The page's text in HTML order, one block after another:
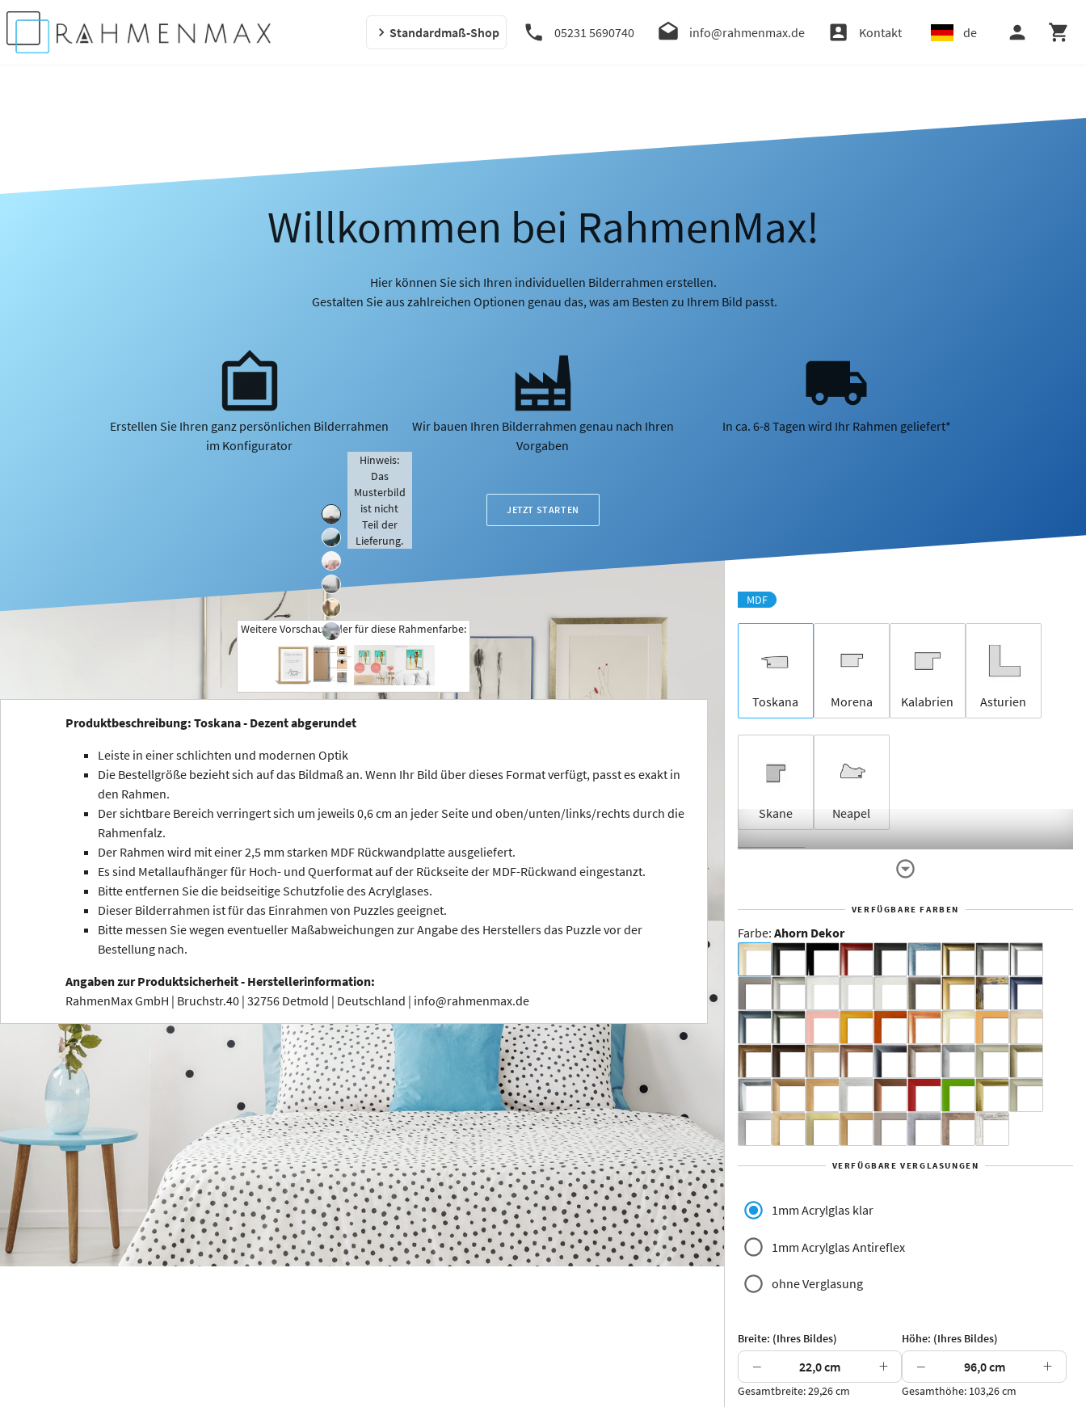
Standardmaß-Shop 05231 5690740 info@rahmenmax.de Kontakt de
Willkommen bei RahmenMax!
Hier können Sie sich Ihren individuellen Bilderrahmen erstellen.
Gestalten Sie aus zahlreichen Optionen genau das, was am Besten zu Ihrem Bild passt.
Erstellen Sie Ihren ganz persönlichen Bilderrahmen
im Konfigurator
Wir bauen Ihren Bilderrahmen genau nach Ihren
Vorgaben
In ca. 6-8 Tagen wird Ihr Rahmen geliefert*
JETZT STARTEN
+
Hinweis:
Das
Musterbild
ist nicht
Teil der
Lieferung.
Weitere Vorschaubilder für diese Rahmenfarbe:
Produktbeschreibung: Toskana - Dezent abgerundet
Leiste in einer schlichten und modernen Optik
Die Bestellgröße bezieht sich auf das Bildmaß an. Wenn Ihr Bild über dieses Format verfügt, passt es exakt in
den Rahmen.
Der sichtbare Bereich verringert sich um jeweils 0,6 cm an jeder Seite und oben/unten/links/rechts durch die
Rahmenfalz.
Der Rahmen wird mit einer 2,5 mm starken MDF Rückwandplatte ausgeliefert.
Es sind Metallaufhänger für Hoch- und Querformat auf der Rückseite der MDF-Rückwand eingestanzt.
Bitte entfernen Sie die beidseitige Schutzfolie des Acrylglases.
Dieser Bilderrahmen ist für das Einrahmen von Puzzles geeignet.
Bitte messen Sie wegen eventueller Maßabweichungen zur Angabe des Herstellers das Puzzle vor der
Bestellung nach.
Angaben zur Produktsicherheit - Herstellerinformation:
RahmenMax GmbH | Bruchstr.40 | 32756 Detmold | Deutschland | info@rahmenmax.de
MDF
Toskana Morena Kalabrien Asturien
Skane Neapel
Dakota -
Rahmenloser
Aluminium
Yukon Alaska
Jersey Dauphine
Arran Luzern Andros Attika
VERFÜGBARE FARBEN
Farbe: Ahorn Dekor
VERFÜGBARE VERGLASUNGEN
1mm Acrylglas klar
1mm Acrylglas Antireflex
ohne Verglasung
Breite: (Ihres Bildes)
− +
Gesamtbreite: 29,26 cm
Höhe: (Ihres Bildes)
− +
Gesamthöhe: 103,26 cm